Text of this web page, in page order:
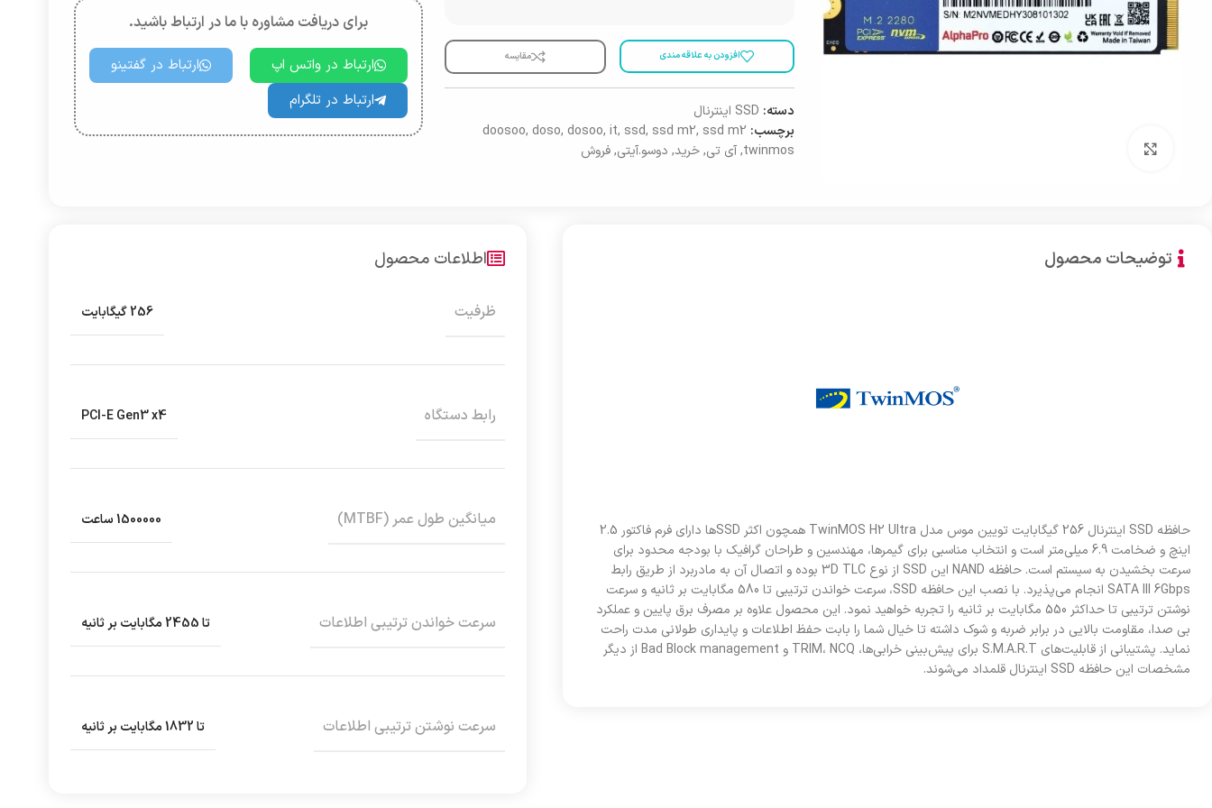
افزودن به علاقه مندی مقایسه
دسته: SSD اینترنال
برچسب:
doosoo, doso, dosoo, it, ssd, ssd m2, ssd m2
twinmos
, آی تی, خرید, دوسو.آیتی, فروش
برای دریافت مشاوره با ما در ارتباط باشید.
ارتباط در واتس اپ
ارتباط در گفتینو
ارتباط در تلگرام
توضیحات محصول
حافظه SSD اینترنال 256 گیگابایت تویین موس مدل TwinMOS H2 Ultra همچون اکثر SSDها دارای فرم فاکتور 2.5
اینچ و ضخامت 6.9 میلی‌متر است و انتخاب مناسبی برای گیمرها، مهندسین و طراحان گرافیک با بودجه محدود برای
سرعت بخشیدن به سیستم است. حافظه NAND این SSD از نوع 3D TLC بوده و اتصال آن به مادربرد از طریق رابط
SATA III 6Gbps انجام می‌پذیرد. با نصب این حافظه SSD، سرعت خواندن ترتیبی تا 580 مگابایت بر ثانیه و سرعت
نوشتن ترتیبی تا حداکثر 550 مگابایت بر ثانیه را تجربه خواهید نمود. این محصول علاوه بر مصرف برق پایین و عملکرد
بی صدا، مقاومت بالایی در برابر ضربه و شوک داشته تا خیال شما را بابت حفظ اطلاعات و پایداری طولانی مدت راحت
نماید. پشتیبانی از قابلیت‌های S.M.A.R.T برای پیش‌بینی خرابی‌ها، TRIM، NCQ و Bad Block management از دیگر
مشخصات این حافظه SSD اینترنال قلمداد می‌شوند.
اطلاعات محصول
ظرفیت 256 گیگابایت
رابط دستگاه PCI-E Gen3 x4
میانگین طول عمر (MTBF) 1500000 ساعت
سرعت خواندن ترتیبی اطلاعات تا 2455 مگابایت بر ثانیه
سرعت نوشتن ترتیبی اطلاعات تا 1832 مگابایت بر ثانیه